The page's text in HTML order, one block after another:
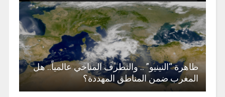
ظاهرة “النينيو” .. والتطرف المناخي عالمياً.. هل
المغرب ضمن المناطق المهددة؟